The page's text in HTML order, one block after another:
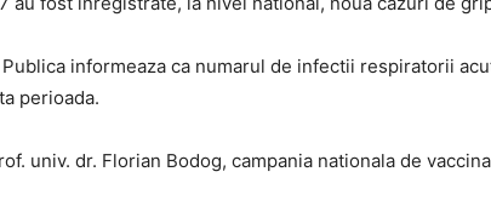
informeaza ca numarul de infectii respiratorii
perioada.
univ. dr. Florian Bodog, campania nationala de